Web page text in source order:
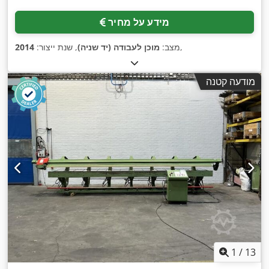
מידע על מחיר
מצב: מוכן לעבודה (יד שניה), שנת ייצור: 2014 ,
מודעה קטנה
1 / 13